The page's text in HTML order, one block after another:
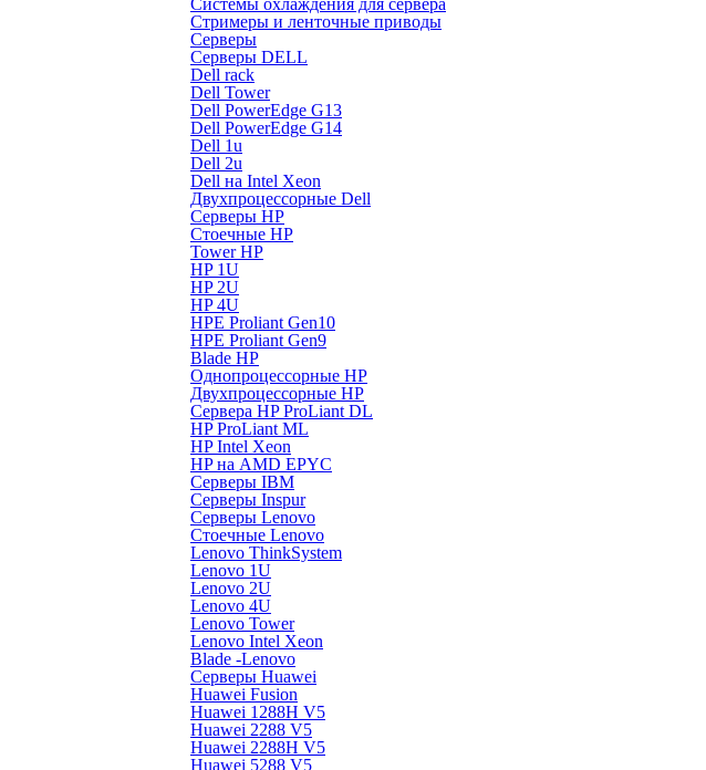
Системы охлаждения для сервера
Стримеры и ленточные приводы
Серверы
Серверы DELL
Dell rack
Dell Tower
Dell PowerEdge G13
Dell PowerEdge G14
Dell 1u
Dell 2u
Dell на Intel Xeon
Двухпроцессорные Dell
Серверы HP
Стоечные HP
Tower HP
HP 1U
HP 2U
HP 4U
HPE Proliant Gen10
HPE Proliant Gen9
Blade HP
Однопроцессорные HP
Двухпроцессорные HP
Сервера HP ProLiant DL
HP ProLiant ML
HP Intel Xeon
HP на AMD EPYC
Серверы IBM
Серверы Inspur
Серверы Lenovo
Стоечные Lenovo
Lenovo ThinkSystem
Lenovo 1U
Lenovo 2U
Lenovo 4U
Lenovo Tower
Lenovo Intel Xeon
Blade -Lenovo
Серверы Huawei
Huawei Fusion
Huawei 1288H V5
Huawei 2288 V5
Huawei 2288H V5
Huawei 5288 V5